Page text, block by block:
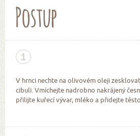
Postup
1
V hrnci nechte na olivovém oleji
cibuli. Vmíchejte nadrobno nakrájený
přilijte kuřecí vývar, mléko a přidejte